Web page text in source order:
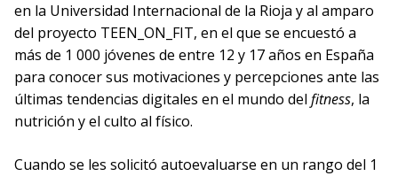
en la Universidad Internacional de la Rioja y al amparo
del proyecto TEEN_ON_FIT, en el que se encuestó a
más de 1 000 jóvenes de entre 12 y 17 años en España
para conocer sus motivaciones y percepciones ante las
últimas tendencias digitales en el mundo del fitness, la
nutrición y el culto al físico.
Cuando se les solicitó autoevaluarse en un rango del 1